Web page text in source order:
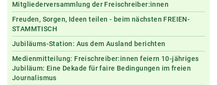
Mitgliederversammlung der Freischreiber:innen
Freuden, Sorgen, Ideen teilen - beim nächsten FREIEN-
STAMMTISCH
Jubiläums-Station: Aus dem Ausland berichten
Medienmitteilung: Freischreiber:innen feiern 10-jähriges
Jubiläum: Eine Dekade für faire Bedingungen im freien
Journalismus